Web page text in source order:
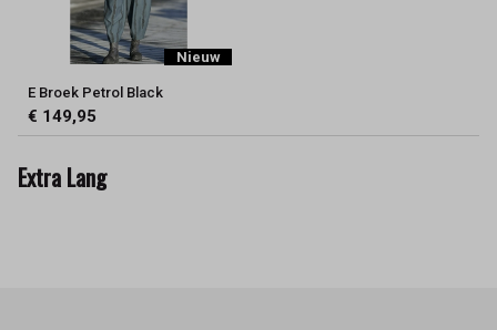
Nieuw
E Broek Petrol Black
€ 149,95
Extra Lang